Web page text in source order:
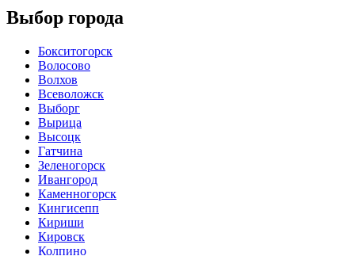
Выбор города
Бокситогорск
Волосово
Волхов
Всеволожск
Выборг
Вырица
Высоцк
Гатчина
Зеленогорск
Ивангород
Каменногорск
Кингисепп
Кириши
Кировск
Колпино